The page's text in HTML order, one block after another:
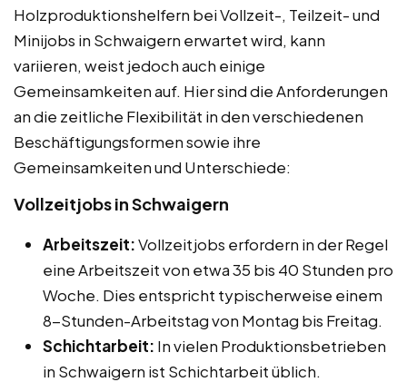
Holzproduktionshelfern bei Vollzeit-, Teilzeit- und
Minijobs in Schwaigern erwartet wird, kann
variieren, weist jedoch auch einige
Gemeinsamkeiten auf. Hier sind die Anforderungen
an die zeitliche Flexibilität in den verschiedenen
Beschäftigungsformen sowie ihre
Gemeinsamkeiten und Unterschiede:
Vollzeitjobs in Schwaigern
Arbeitszeit:Vollzeitjobs erfordern in der Regel
eine Arbeitszeit von etwa 35 bis 40 Stunden pro
Woche. Dies entspricht typischerweise einem
8-Stunden-Arbeitstag von Montag bis Freitag.
Schichtarbeit: In vielen Produktionsbetrieben
in Schwaigern ist Schichtarbeit üblich.